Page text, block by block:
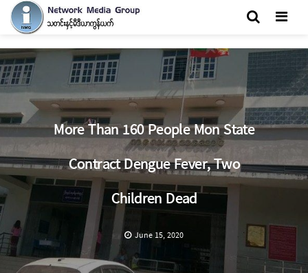
More Than 160 People Mon State
Contract Dengue Fever, Two
Children Dead
June 15, 2020